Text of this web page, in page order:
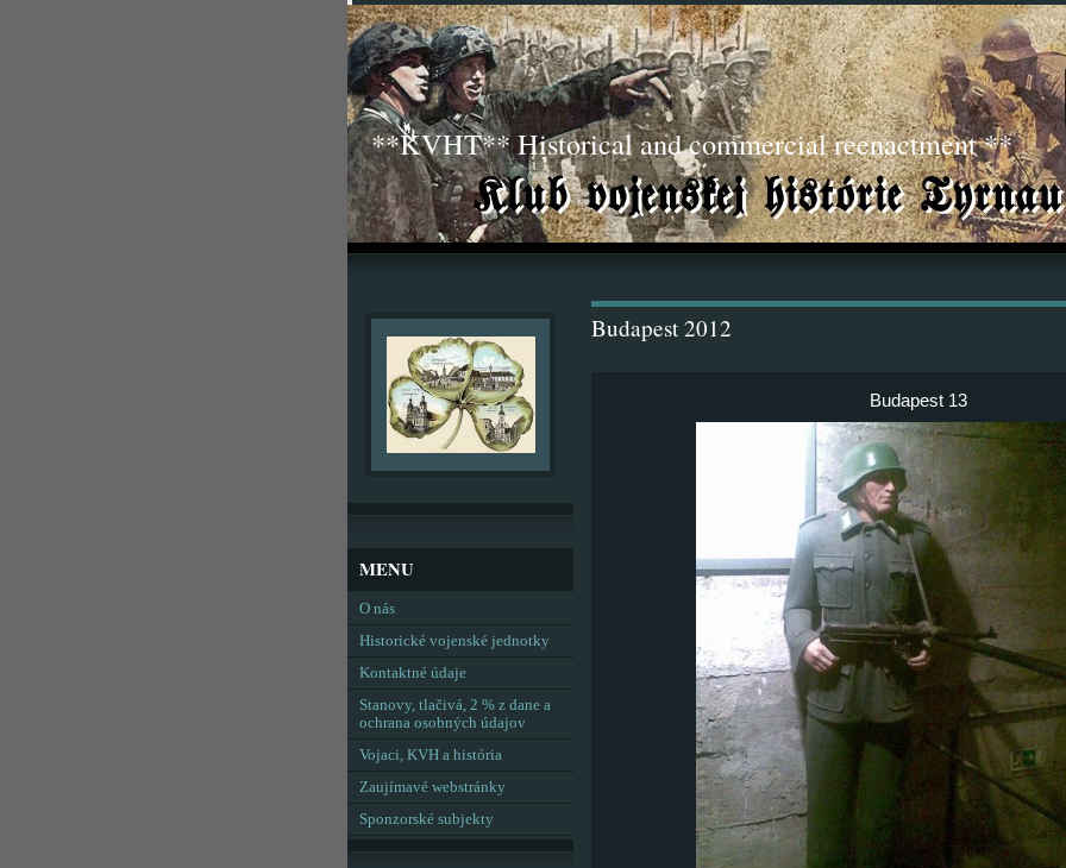
**KVHT** Historical and commercial reenactment **
Budapest 2012
Budapest 13
MENU
O nás
Historické vojenské jednotky
Kontaktné údaje
Stanovy, tlačivá, 2 % z dane a
ochrana osobných údajov
Vojaci, KVH a história
Zaujímavé webstránky
Sponzorské subjekty